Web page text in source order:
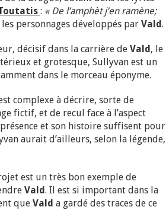
: « De l’amphèt j’en ramène;
personnages développés par Vald.
décisif dans la carrière de Vald , le
et grotesque, Sullyvan est un
dans le morceau éponyme.
complexe à décrire, sorte de
fictif, et de recul face à l’aspect
et son histoire suffisent pour
aurait d’ailleurs, selon la légende,
est un très bon exemple de
Vald. Il est si important dans la
que Vald a gardé des traces de ce